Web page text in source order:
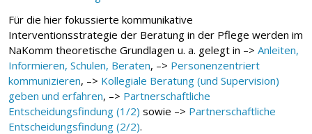
Für die hier fokussierte kommunikative
Interventionsstrategie der Beratung in der Pflege werden im
NaKomm theoretische Grundlagen u. a. gelegt in –> Anleiten,
Informieren, Schulen, Beraten, –> Personenzentriert
kommunizieren, –> Kollegiale Beratung (und Supervision)
geben und erfahren, –> Partnerschaftliche
Entscheidungsfindung (1/2) sowie –> Partnerschaftliche
Entscheidungsfindung (2/2).